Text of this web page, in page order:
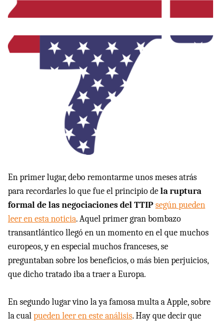
En primer lugar, debo remontarme unos meses atrás
para recordarles lo que fue el principio dela ruptura
formal de las negociaciones del TTIPsegún pueden
leer en esta noticia. Aquel primer gran bombazo
transantlántico llegó en un momento en el que muchos
europeos, y en especial muchos franceses, se
preguntaban sobre los beneficios, o más bien perjuicios,
que dicho tratado iba a traer a Europa.
En segundo lugar vino la ya famosa multa a Apple, sobre
la cualpueden leer en este análisis. Hay que decir que